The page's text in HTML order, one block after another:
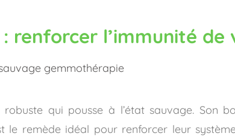
renforcer l’immunité de
qui pousse à l’état sauvage. Son
le remède idéal pour renforcer leur